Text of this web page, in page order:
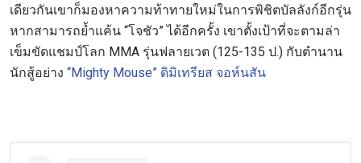
เดียวกันเขาก็มองหาความท้าทายใหม่ในการพิชิตบัลลังก์อีกรุ่น
หากสามารถย้ำแค้น “โจชัว” ได้อีกครั้ง เขาตั้งเป้าที่จะตามล่า
เข็มขัดแชมป์โลก MMA รุ่นฟลายเวต (125-135 ป.) กับตำนาน
นักสู้อย่าง “Mighty Mouse” ดิมิเทรียส จอห์นสัน